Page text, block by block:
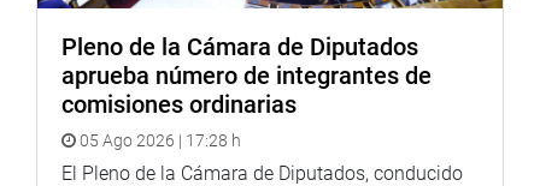
trabajo con el jefe de la II Macro Región Policial
Lambayeque, general PNP Zenón Loayza Díaz y el jefe de
la Región PNP, coronel Jorge Quiroz Grosso.
Expresaron su preocupación por la seguridad ciudadana
Pleno de la Cámara de Diputados
aprueba número de integrantes de
comisiones ordinarias
05 Ago 2026 | 17:28 h
El Pleno de la Cámara de Diputados, conducido